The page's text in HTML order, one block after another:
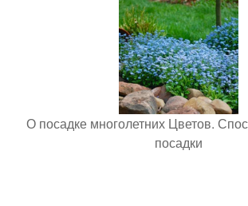
О посадке многолетних Цветов.
посадки